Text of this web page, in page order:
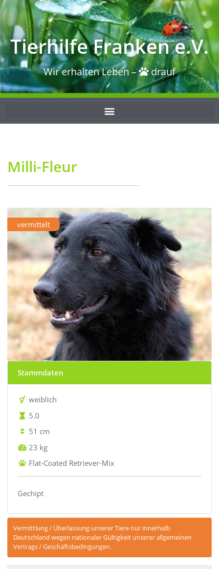
Tierhilfe Franken e.V.
Wir erhalten Leben – drauf
Milli-Fleur
vermittelt
Stammdaten
weiblich
5.0
51 cm
23 kg
Flat-Coated Retriever-Mix
Gechipt
Vermittlung / Überlassung unserer Tiere nur innerhalb
Deutschland wegen nationaler Gültigkeit unserer allgemeinen
Vertrags / Geschäftsbedingungen.